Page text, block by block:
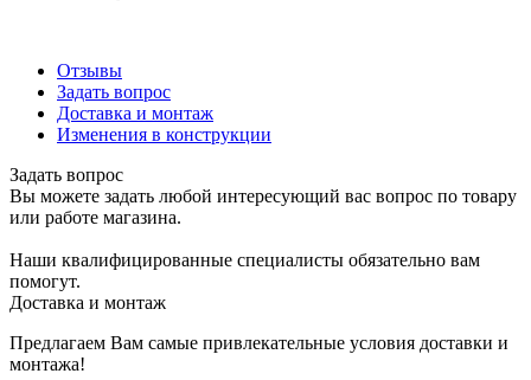
Отзывы
Задать вопрос
Доставка и монтаж
Изменения в конструкции
Задать вопрос
Вы можете задать любой интересующий вас вопрос по товару
или работе магазина.
Наши квалифицированные специалисты обязательно вам
помогут.
Доставка и монтаж
Предлагаем Вам самые привлекательные условия доставки и
монтажа!